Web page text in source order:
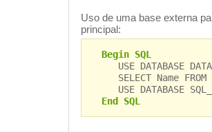
Uso de uma base externa
principal:
Begin SQL
USE DATABASE
SELECT Name FROM
USE DATABASE
End SQL